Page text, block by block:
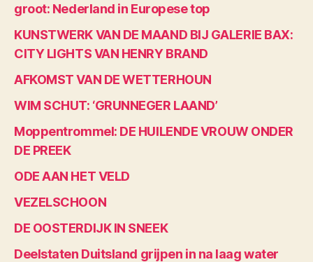
groot: Nederland in Europese top
KUNSTWERK VAN DE MAAND BIJ GALERIE BAX:
CITY LIGHTS VAN HENRY BRAND
AFKOMST VAN DE WETTERHOUN
WIM SCHUT: ‘GRUNNEGER LAAND’
Moppentrommel: DE HUILENDE VROUW ONDER
DE PREEK
ODE AAN HET VELD
VEZELSCHOON
DE OOSTERDIJK IN SNEEK
Deelstaten Duitsland grijpen in na laag water